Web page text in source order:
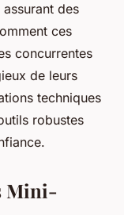
des
ces
concurrentes
de leurs
techniques
robustes
Mini-